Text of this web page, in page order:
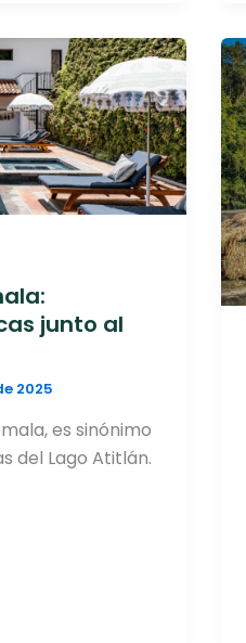
junto al
2025
es sinónimo
del Lago Atitlán.